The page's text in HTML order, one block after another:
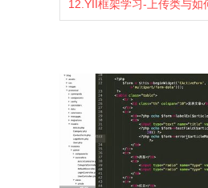
1533 2 0
12.YII框架学习-上传类与如